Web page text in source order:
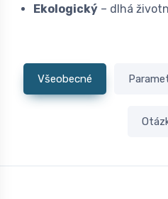
Ekologický – dlhá
Všeobecné